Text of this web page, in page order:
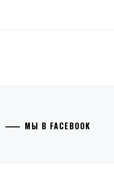
МЫ В FACEBOOK